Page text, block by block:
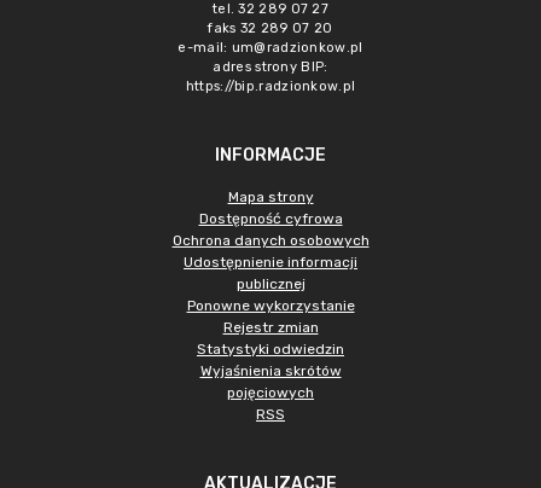
tel. 32 289 07 27
faks 32 289 07 20
e-mail: um@radzionkow.pl
adres strony BIP:
https://bip.radzionkow.pl
INFORMACJE
Mapa strony
Dostępność cyfrowa
Ochrona danych osobowych
Udostępnienie informacji
publicznej
Ponowne wykorzystanie
Rejestr zmian
Statystyki odwiedzin
Wyjaśnienia skrótów
pojęciowych
RSS
AKTUALIZACJE